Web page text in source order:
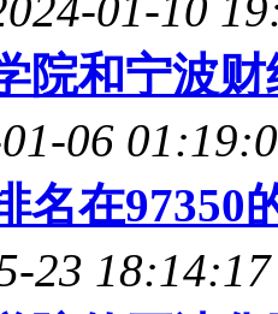
01-10
院和宁波
06
名在97350
23 18:14:17